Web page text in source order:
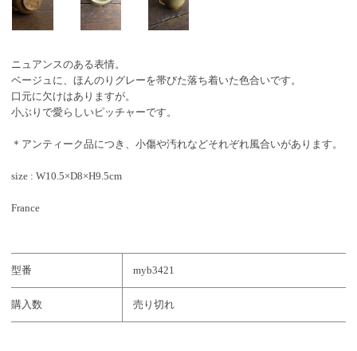
ニュアンスのある表情。
ベージュに、ほんのりグレーを帯びた落ち着いた色合いです。
口元に欠けはありますが。
小ぶりで愛らしいピッチャーです。
＊アンティーク品につき、小傷や汚れなどそれぞれ風合いがあります。
size : W10.5×D8×H9.5cm
France
型番 myb3421
購入数 売り切れ